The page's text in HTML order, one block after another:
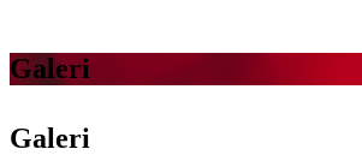
Galeri
Galeri